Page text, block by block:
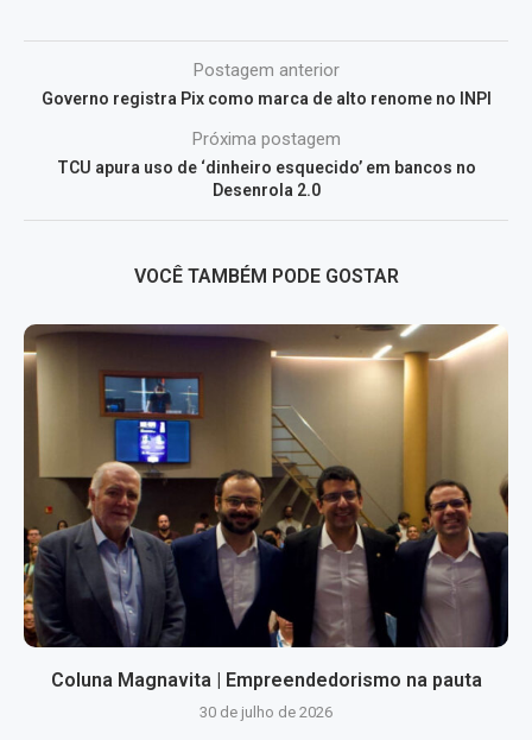
Postagem anterior
Governo registra Pix como marca de alto renome no INPI
Próxima postagem
TCU apura uso de ‘dinheiro esquecido’ em bancos no
Desenrola 2.0
VOCÊ TAMBÉM PODE GOSTAR
Coluna Magnavita | Empreendedorismo na pauta
30 de julho de 2026